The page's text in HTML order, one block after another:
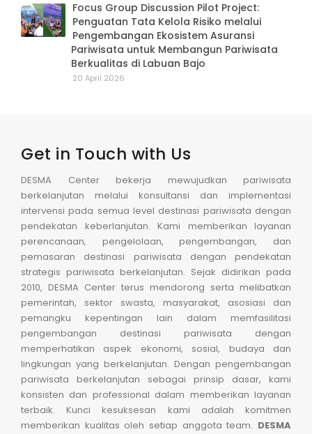
Focus Group Discussion Pilot Project:
Penguatan Tata Kelola Risiko melalui
Pengembangan Ekosistem Asuransi
Pariwisata untuk Membangun Pariwisata
Berkualitas di Labuan Bajo
20 April 2026
Get in Touch with Us
DESMA Center bekerja mewujudkan pariwisata
berkelanjutan melalui konsultansi dan implementasi
intervensi pada semua level destinasi pariwisata dengan
pendekatan keberlanjutan. Kami memberikan layanan
perencanaan, pengelolaan, pengembangan, dan
pemasaran destinasi pariwisata dengan pendekatan
strategis pariwisata berkelanjutan. Sejak didirikan pada
2010, DESMA Center terus mendorong serta melibatkan
pemerintah, sektor swasta, masyarakat, asosiasi dan
pemangku kepentingan lain dalam memfasilitasi
pengembangan destinasi pariwisata dengan
memperhatikan aspek ekonomi, sosial, budaya dan
lingkungan yang berkelanjutan. Dengan pengembangan
pariwisata berkelanjutan sebagai prinsip dasar, kami
konsisten dan professional dalam memberikan layanan
terbaik. Kunci kesuksesan kami adalah komitmen
memberikan kualitas oleh setiap anggota team. DESMA